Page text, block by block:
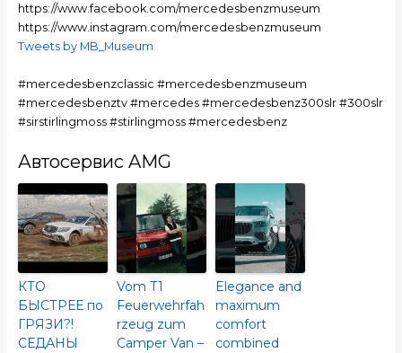
https://www.facebook.com/mercedesbenzmuseum
https://www.instagram.com/mercedesbenzmuseum
Tweets by MB_Museum
#mercedesbenzclassic #mercedesbenzmuseum
#mercedesbenztv #mercedes #mercedesbenz300slr #300slr
#sirstirlingmoss #stirlingmoss #mercedesbenz
Автосервис AMG
КТО
БЫСТРЕЕ по
ГРЯЗИ?!
СЕДАНЫ
Vom T1
Feuerwehrfah
rzeug zum
Camper Van –
Elegance and
maximum
comfort
combined